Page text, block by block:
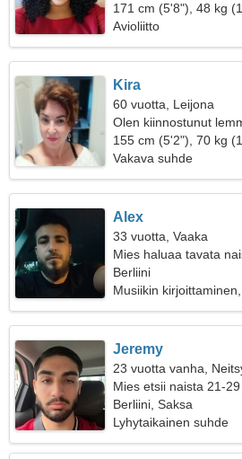
171 cm (5'8"), 48 kg
Avioliitto
Kira
60 vuotta, Leijona
Olen kiinnostunut
155 cm (5'2"), 70 kg
Vakava suhde
Alex
33 vuotta, Vaaka
Mies haluaa tavata
Berliini
Musiikin
Jeremy
23 vuotta vanha,
Mies etsii naista 21-29
Berliini, Saksa
Lyhytaikainen suhde